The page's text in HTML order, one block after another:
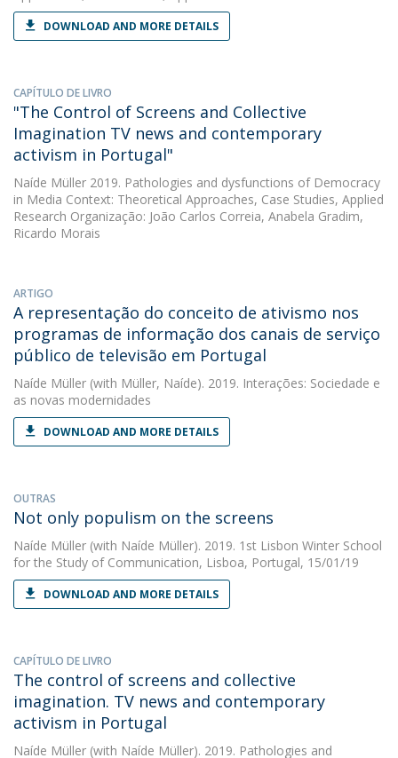
DOWNLOAD AND MORE DETAILS
CAPÍTULO DE LIVRO
"The Control of Screens and Collective
Imagination TV news and contemporary
activism in Portugal"
Naíde Müller 2019. Pathologies and dysfunctions of Democracy
in Media Context: Theoretical Approaches, Case Studies, Applied
Research Organização: João Carlos Correia, Anabela Gradim,
Ricardo Morais
ARTIGO
A representação do conceito de ativismo nos
programas de informação dos canais de serviço
público de televisão em Portugal
Naíde Müller (with Müller, Naíde). 2019. Interações: Sociedade e
as novas modernidades
DOWNLOAD AND MORE DETAILS
OUTRAS
Not only populism on the screens
Naíde Müller (with Naíde Müller). 2019. 1st Lisbon Winter School
for the Study of Communication, Lisboa, Portugal, 15/01/19
DOWNLOAD AND MORE DETAILS
CAPÍTULO DE LIVRO
The control of screens and collective
imagination. TV news and contemporary
activism in Portugal
Naíde Müller (with Naíde Müller). 2019. Pathologies and